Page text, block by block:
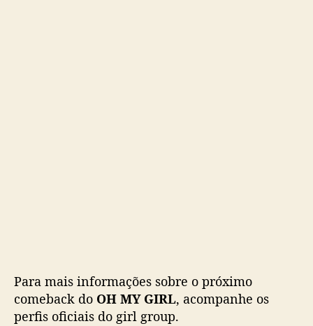
Para mais informações sobre o próximo
comeback do OH MY GIRL, acompanhe os
perfis oficiais do girl group.